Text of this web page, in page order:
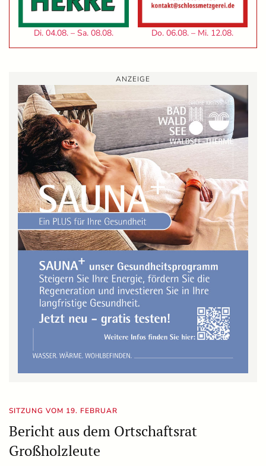
Di. 04.08. – Sa. 08.08. Do. 06.08. – Mi. 12.08.
ANZEIGE
SITZUNG VOM 19. FEBRUAR
Bericht aus dem Ortschaftsrat
Großholzleute